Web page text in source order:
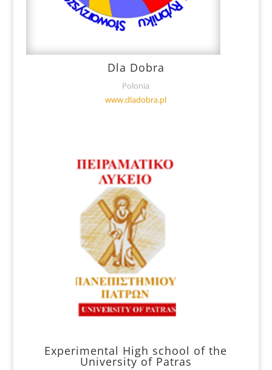
Dla Dobra
Polonia
www.dladobra.pl
Experimental High school of the
University of Patras